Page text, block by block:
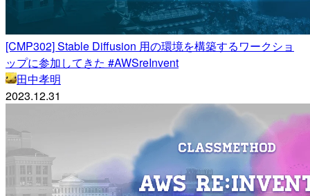
[CMP302] Stable Diffusion 用の環境を構築するワークショ
ップに参加してきた #AWSreInvent
田中孝明
2023.12.31